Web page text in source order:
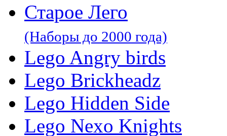
Старое Лего
(Наборы до 2000 года)
Lego Angry birds
Lego Brickheadz
Lego Hidden Side
Lego Nexo Knights